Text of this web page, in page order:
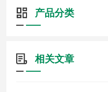
产品分类
相关文章